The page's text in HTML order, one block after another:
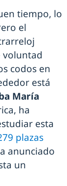
tiempo, lo
el
voluntad
codos en
está
María
ha
esta
plazas
anunciado
un